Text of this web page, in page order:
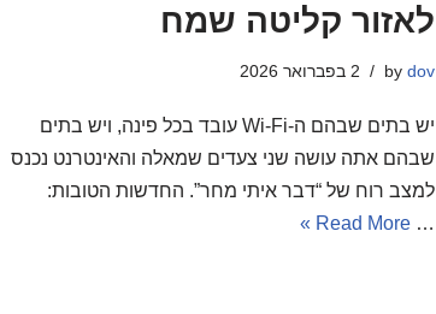
לאזור קליטה שמח
by dov 2 בפברואר 2026
יש בתים שבהם ה-Wi‑Fi עובד בכל פינה, ויש בתים
שבהם אתה עושה שני צעדים שמאלה והאינטרנט נכנס
למצב רוח של “דבר איתי מחר”. החדשות הטובות:
…
Read More »